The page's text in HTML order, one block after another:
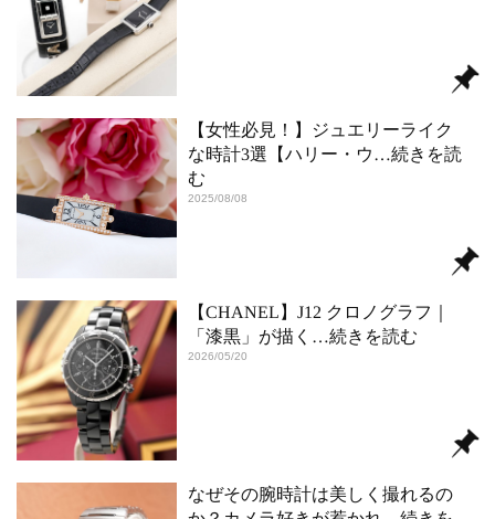
【女性必見！】ジュエリーライク
な時計3選【ハリー・ウ …続きを読
む
2025/08/08
【CHANEL】J12 クロノグラフ｜
「漆黒」が描く …続きを読む
2026/05/20
なぜその腕時計は美しく撮れるの